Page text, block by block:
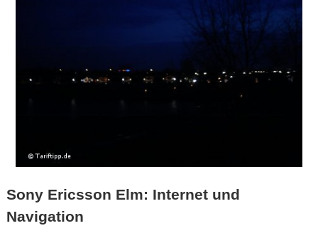
Sony Ericsson Elm: Internet und
Navigation